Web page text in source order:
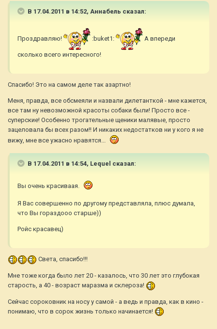
В 17.04.2011 в 14:52, Aннaбель сказал:
Проздравляю! :buket1: А впереди
сколько всего интересного!
Спасибо! Это на самом деле так азартно!
Меня, правда, все обсмеяли и назвали дилетанткой - мне кажется,
все там ну невозможной красоты собаки были! Просто все -
суперские! Особенно трогательные щеники малявые, просто
зацеловала бы всех разом!! И никаких недостатков ни у кого я не
вижу, мне все ужасно нравятся...
В 17.04.2011 в 14:54, Lequel сказал:
Вы очень красиваая.
Я Вас совершенно по другому представляла, плюс думала,
что Вы гораздооо старше))
Ройс красавец)
Света, спасибо!!!
Мне тоже когда было лет 20 - казалось, что 30 лет это глубокая
старость, а 40 - возраст маразма и склероза!
Сейчас сороковник на носу у самой - а ведь и правда, как в кино -
понимаю, что в сорок жизнь только начинается!